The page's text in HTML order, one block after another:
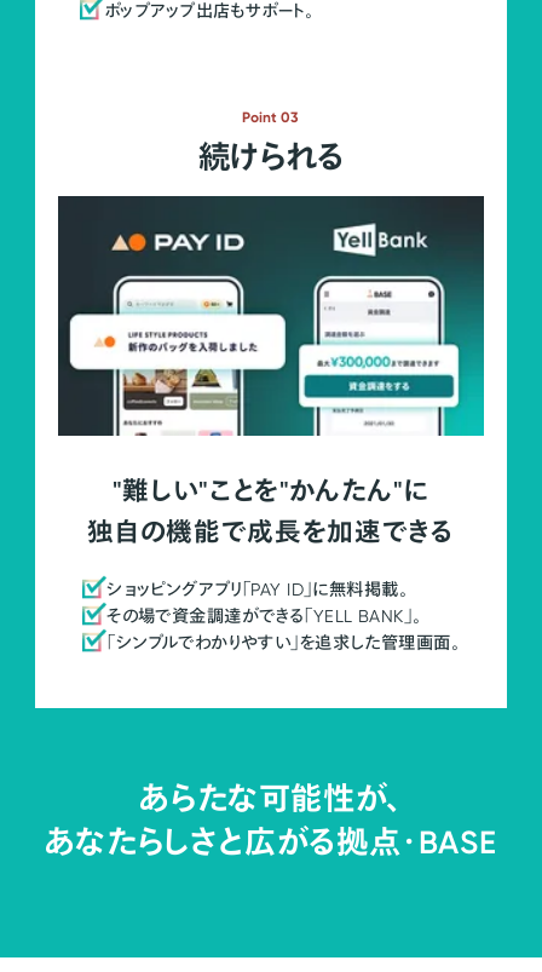
ポップアップ出店もサポート。
Point 03
続けられる
"難しい"ことを"かんたん"に
独自の機能で成長を加速できる
ショッピングアプリ「PAY ID」に無料掲載。
その場で資金調達ができる「YELL BANK」。
「シンプルでわかりやすい」を追求した管理画面。
あらたな可能性が、
あなたらしさと広がる拠点・BASE